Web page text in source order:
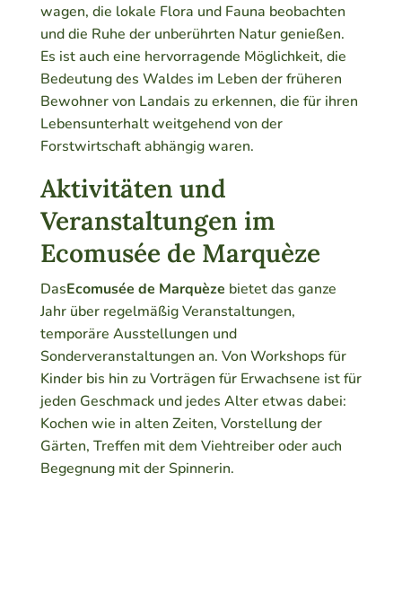
wagen, die lokale Flora und Fauna beobachten
und die Ruhe der unberührten Natur genießen.
Es ist auch eine hervorragende Möglichkeit, die
Bedeutung des Waldes im Leben der früheren
Bewohner von Landais zu erkennen, die für ihren
Lebensunterhalt weitgehend von der
Forstwirtschaft abhängig waren.
Aktivitäten und
Veranstaltungen im
Ecomusée de Marquèze
DasEcomusée de Marquèze bietet das ganze
Jahr über regelmäßig Veranstaltungen,
temporäre Ausstellungen und
Sonderveranstaltungen an. Von Workshops für
Kinder bis hin zu Vorträgen für Erwachsene ist für
jeden Geschmack und jedes Alter etwas dabei:
Kochen wie in alten Zeiten, Vorstellung der
Gärten, Treffen mit dem Viehtreiber oder auch
Begegnung mit der Spinnerin.